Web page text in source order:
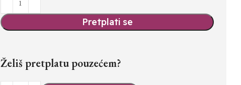
Pretplati se
Želiš pretplatu pouzećem?